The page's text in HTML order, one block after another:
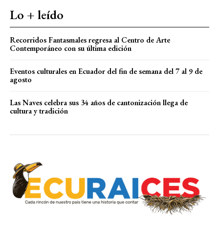
Lo + leído
Recorridos Fantasmales regresa al Centro de Arte
Contemporáneo con su última edición
Eventos culturales en Ecuador del fin de semana del 7 al 9 de
agosto
Las Naves celebra sus 34 años de cantonización llega de
cultura y tradición